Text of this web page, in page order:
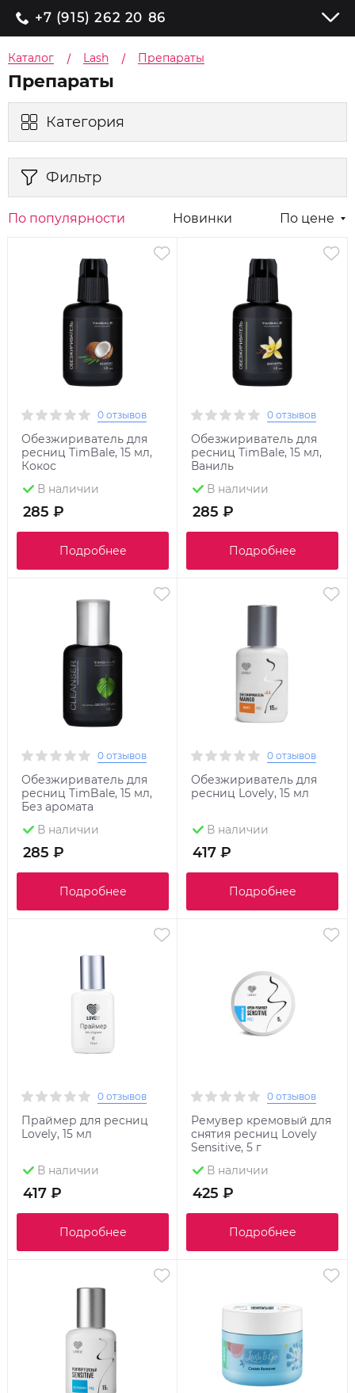
+7 (915) 262 20 86
Каталог Lash Препараты
Препараты
Категория
Фильтр
По популярности Новинки По цене
0 отзывов
Обезжириватель для
ресниц TimBale, 15 мл,
Кокос
В наличии
285 ₽
Подробнее
0 отзывов
Обезжириватель для
ресниц TimBale, 15 мл,
Ваниль
В наличии
285 ₽
Подробнее
0 отзывов
Обезжириватель для
ресниц TimBale, 15 мл,
Без аромата
В наличии
285 ₽
Подробнее
0 отзывов
Обезжириватель для
ресниц Lovely, 15 мл
В наличии
417 ₽
Подробнее
0 отзывов
Праймер для ресниц
Lovely, 15 мл
В наличии
417 ₽
Подробнее
0 отзывов
Ремувер кремовый для
снятия ресниц Lovely
Sensitive, 5 г
В наличии
425 ₽
Подробнее